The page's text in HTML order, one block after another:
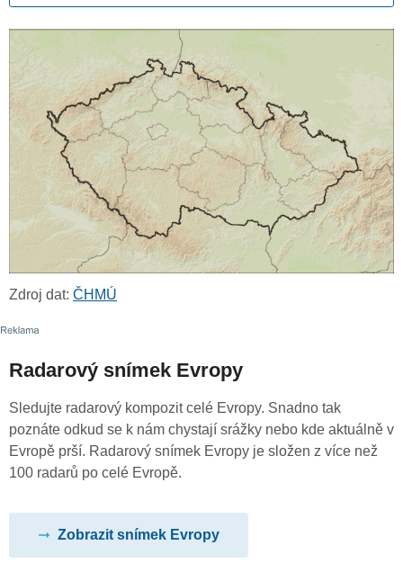
Zdroj dat: ČHMÚ
Radarový snímek Evropy
Sledujte radarový kompozit celé Evropy. Snadno tak
poznáte odkud se k nám chystají srážky nebo kde aktuálně v
Evropě prší. Radarový snímek Evropy je složen z více než
100 radarů po celé Evropě.
Zobrazit snímek Evropy